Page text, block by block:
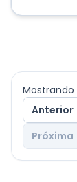
Mostrando
Anterior
Próxima